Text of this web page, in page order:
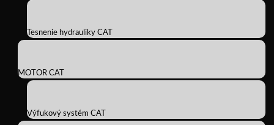
Tesnenie hydrauliky CAT
MOTOR CAT
Výfukový systém CAT